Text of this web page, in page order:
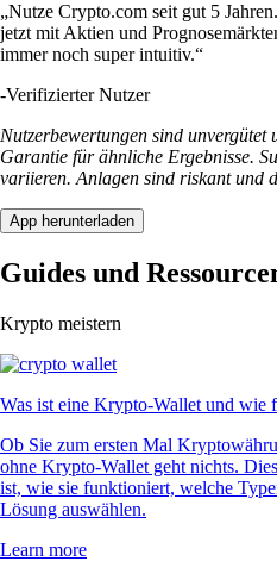
„Nutze Crypto.com seit gut 5
jetzt mit Aktien und
immer noch super intuitiv.“
-Verifizierter Nutzer
Nutzerbewertungen sind
Garantie für ähnliche Ergebnisse.
variieren. Anlagen sind riskant und
App herunterladen
Guides und
Krypto meistern
Was ist eine Krypto-Wallet und wie
Ob Sie zum ersten Mal
ohne Krypto-Wallet geht nichts.
ist, wie sie funktioniert, welche
Lösung auswählen.
Learn more